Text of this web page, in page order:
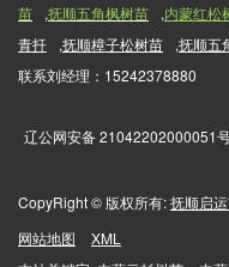
苗
,抚顺五角枫树苗 ,内蒙红松
青扦
,抚顺樟子松树苗 ,抚顺五
联系刘经理：15242378880
辽公网安备 21042202000051
CopyRight © 版权所有:抚顺启
网站地图
XML